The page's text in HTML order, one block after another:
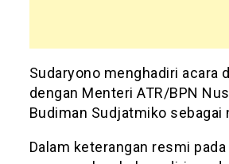
Sudaryono menghadiri acara
dengan Menteri ATR/BPN
Budiman Sudjatmiko sebagai
Dalam keterangan resmi